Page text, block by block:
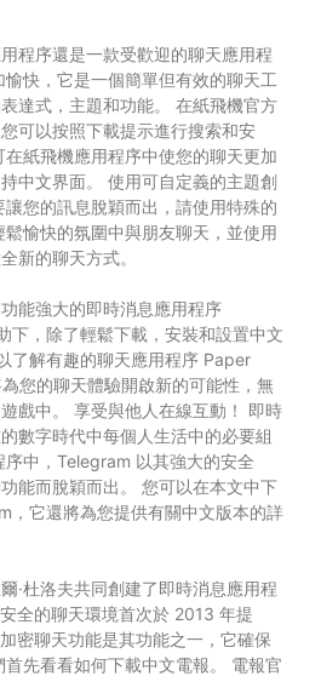
程序還是一款受歡迎的聊天應用程
快，它是一個簡單但有效的聊天工
達式，主題和功能。 在紙飛機官方
可以按照下載提示進行搜索和安
紙飛機應用程序中使您的聊天更加
中文界面。 使用可自定義的主題創
您的訊息脫穎而出，請使用特殊的
愉快的氛圍中與朋友聊天，並使用
新的聊天方式。
能強大的即時消息應用程序
下，除了輕鬆下載，安裝和設置中文
了解有趣的聊天應用程序 Paper
您的聊天體驗開啟新的可能性，無
戲中。 享受與他人在線互動！ 即時
數字時代中每個人生活中的必要組
中，Telegram 以其強大的安全
能而脫穎而出。 您可以在本文中下
，它還將為您提供有關中文版本的詳
·杜洛夫共同創建了即時消息應用程
全的聊天環境首次於 2013 年提
密聊天功能是其功能之一，它確保
先看看如何下載中文電報。 電報官